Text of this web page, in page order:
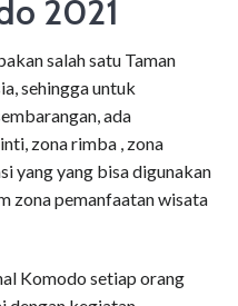
2021
salah satu Taman
sehingga untuk
ada
zona rimba , zona
yang yang bisa digunakan
zona pemanfaatan wisata
Komodo setiap orang